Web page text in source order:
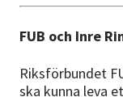
FUB och Inre
Riksförbundet
ska kunna leva